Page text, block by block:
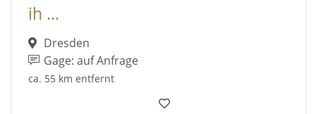
ih ...
Dresden
Gage: auf Anfrage
ca. 55 km entfernt